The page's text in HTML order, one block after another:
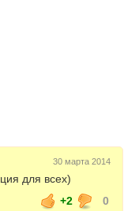
30 марта 2014
для всех)
+2
0